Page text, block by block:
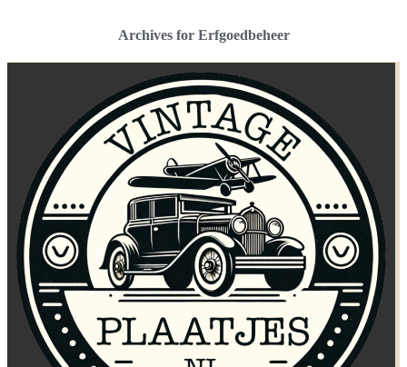
Archives for Erfgoedbeheer